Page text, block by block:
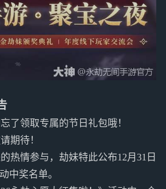
了领取专属的节日礼包哦！
期待！
热情参与，劫妹特此公布12月31日
中奖名单。